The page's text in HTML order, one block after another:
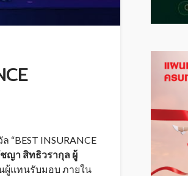
“BEST INSURANCE
ญา สิทธิวรากุล ผู้
ผู้แทนรับมอบ ภายใน